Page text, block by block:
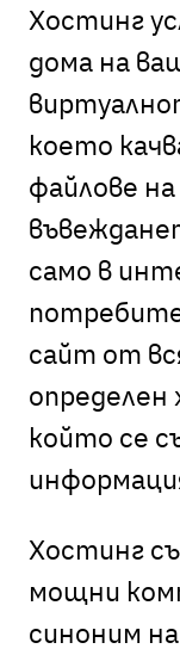
Хостинг
дома на
което
файлове
само в
сайт от
определен
който се
Хостинг
мощни
синоним